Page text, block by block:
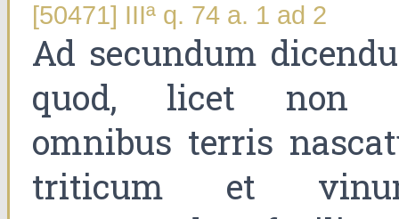
[50471] IIIª q. 74 a. 1 ad 2
Ad secundum
quod, licet non
omnibus terris
triticum et